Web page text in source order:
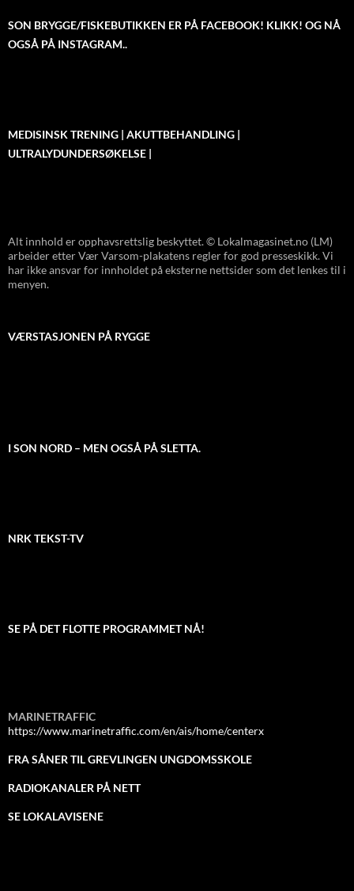
SON BRYGGE/FISKEBUTIKKEN ER PÅ FACEBOOK! KLIKK! OG NÅ
OGSÅ PÅ INSTAGRAM..
MEDISINSK TRENING | AKUTTBEHANDLING |
ULTRALYDUNDERSØKELSE |
Alt innhold er opphavsrettslig beskyttet. © Lokalmagasinet.no (LM)
arbeider etter Vær Varsom-plakatens regler for god presseskikk. Vi
har ikke ansvar for innholdet på eksterne nettsider som det lenkes til i
menyen.
VÆRSTASJONEN PÅ RYGGE
I SON NORD – MEN OGSÅ PÅ SLETTA.
NRK TEKST-TV
SE PÅ DET FLOTTE PROGRAMMET NÅ!
MARINETRAFFIC
https://www.marinetraffic.com/en/ais/home/centerx
FRA SÅNER TIL GREVLINGEN UNGDOMSSKOLE
RADIOKANALER PÅ NETT
SE LOKALAVISENE